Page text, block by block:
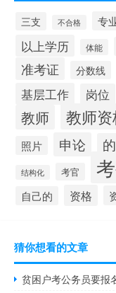
三支 不合格 专
以上学历 体能
准考证 分数线
基层工作 岗位
教师 教师资
照片 申论
结构化 考官
自己的 资格
猜你想看的文章
贫困户考公务员要报